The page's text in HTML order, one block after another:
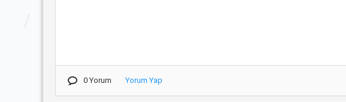
0 Yorum Yorum Yap